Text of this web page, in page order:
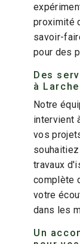
proximité
savoir-
pour des
Des
à Larche
Notre
intervient
vos
travaux
complète
votre
dans les
Un